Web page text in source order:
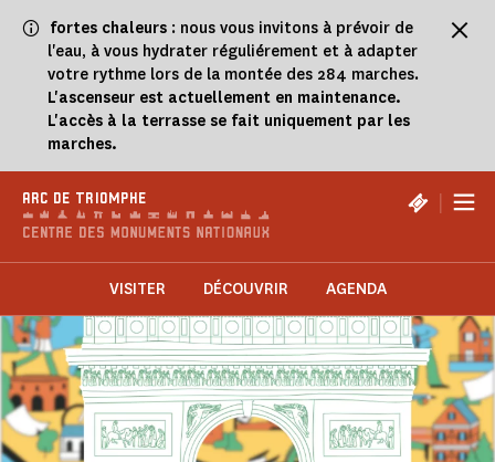
fortes chaleurs : nous vous invitons à prévoir de
l'eau, à vous hydrater réguliérement et à adapter
votre rythme lors de la montée des 284 marches.
L'ascenseur est actuellement en maintenance.
L'accès à la terrasse se fait uniquement par les
marches.
ARC DE TRIOMPHE |
VISITER DÉCOUVRIR AGENDA